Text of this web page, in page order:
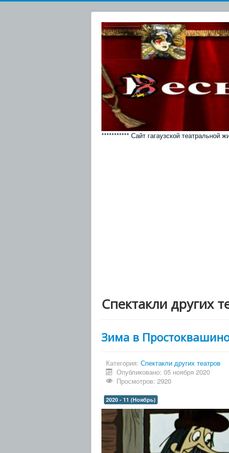
*********** Сайт гагаузской театральной
Спектакли других
Зима в
Категория: Спектакли других театров
Опубликовано: 05 ноября 2020
Просмотров: 2920
2020 - 11 (Ноябрь)